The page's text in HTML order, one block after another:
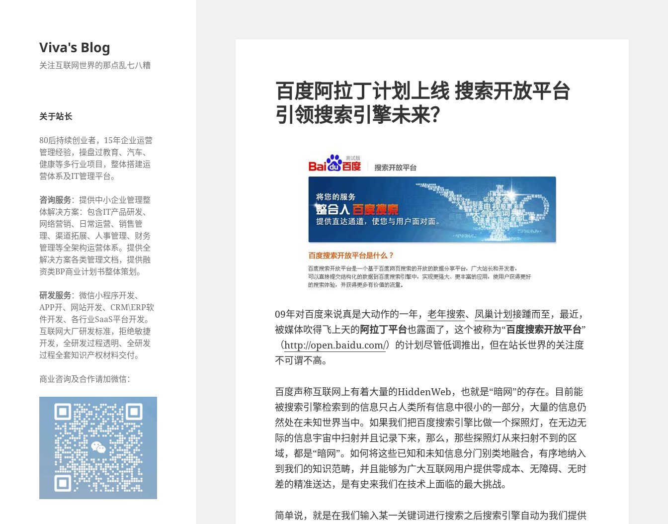
Viva's Blog
关注互联网世界的那点乱七八糟
关于站长
80后持续创业者，15年企业运营
管理经验，操盘过教育、汽车、
健康等多行业项目，整体搭建运
营体系及IT管理平台。
咨询服务：提供中小企业管理整
体解决方案：包含IT产品研发、
网络营销、日常运营、销售管
理、渠道拓展、人事管理、财务
管理等全架构运营体系。提供全
解决方案各类管理文档，提供融
资类BP商业计划书整体策划。
研发服务：微信小程序开发、
APP开、网站开发、CRM\ERP软
件开发、各行业SaaS平台开发。
互联网大厂研发标准，拒绝敏捷
开发，全研发过程透明、全研发
过程全套知识产权材料交付。
商业咨询及合作请加微信：
百度阿拉丁计划上线 搜索开放平台
引领搜索引擎未来？
09年对百度来说真是大动作的一年， 老年搜索、 凤巢计划接踵而至，最近，
被媒体吹得飞上天的阿拉丁平台也露面了，这个被称为“百度搜索开放平台”
（http://open.baidu.com/）的计划尽管低调推出，但在站长世界的关注度
不可谓不高。
百度声称互联网上有着大量的HiddenWeb，也就是“暗网”的存在。目前能
被搜索引擎检索到的信息只占人类所有信息中很小的一部分，大量的信息仍
然处在未知世界当中。如果我们把百度搜索引擎比做一个探照灯，在无边无
际的信息宇宙中扫射并且记录下来，那么，那些探照灯从来扫射不到的区
域，都是“暗网”。如何将这些已知和未知信息分门别类地融合，有序地纳入
到我们的知识范畴，并且能够为广大互联网用户提供零成本、无障碍、无时
差的精准送达，是有史来我们在技术上面临的最大挑战。
简单说，就是在我们输入某一关键词进行搜索之后搜索引擎自动为我们提供